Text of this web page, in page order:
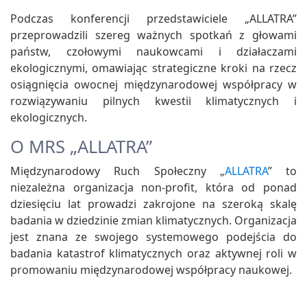
Podczas konferencji przedstawiciele „ALLATRA”
przeprowadzili szereg ważnych spotkań z głowami
państw, czołowymi naukowcami i działaczami
ekologicznymi, omawiając strategiczne kroki na rzecz
osiągnięcia owocnej międzynarodowej współpracy w
rozwiązywaniu pilnych kwestii klimatycznych i
ekologicznych.
O MRS „ALLATRA”
Międzynarodowy Ruch Społeczny „ALLATRA” to
niezależna organizacja non-profit, która od ponad
dziesięciu lat prowadzi zakrojone na szeroką skalę
badania w dziedzinie zmian klimatycznych. Organizacja
jest znana ze swojego systemowego podejścia do
badania katastrof klimatycznych oraz aktywnej roli w
promowaniu międzynarodowej współpracy naukowej.